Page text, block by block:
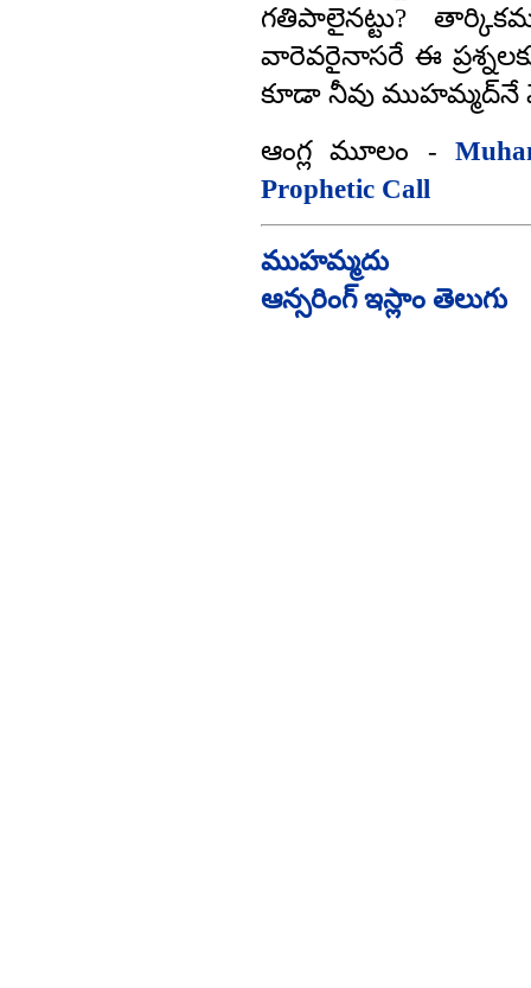
గతిపాలైనట్టు?
వారెవరైనాసరే ఈ
కూడా నీవు ముహమ్మద్‌‍నే
ఆంగ్ల మూలం -
Prophetic Call
ముహమ్మదు
ఆన్సరింగ్ ఇస్లాం తెలుగు